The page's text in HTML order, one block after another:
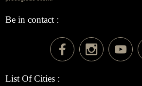
Be in contact :
List Of Cities :